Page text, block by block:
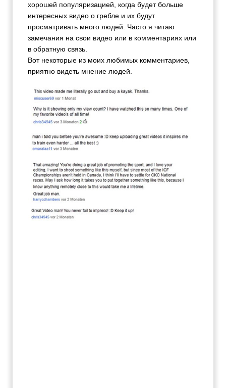
хорошей популяризацией, когда будет больше
интересных видео о гребле и их будут
просматривать много людей. Часто я читаю
замечания на свои видео или в комментариях или
в обратную связь.
Вот некоторые из моих любимых комментариев,
приятно видеть мнение людей.